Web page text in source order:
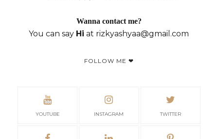
Wanna contact me?
You can say Hi at rizkyashyaa@gmail.com
FOLLOW ME ❤
YOUTUBE INSTAGRAM TWITTER